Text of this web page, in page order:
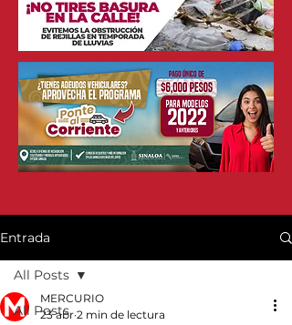
Entrada
All Posts
All Posts
MERCURIO
23 abr 2 min de lectura